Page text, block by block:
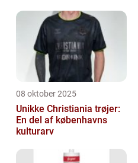
08 oktober 2025
Unikke Christiania trøjer:
En del af københavns
kulturarv